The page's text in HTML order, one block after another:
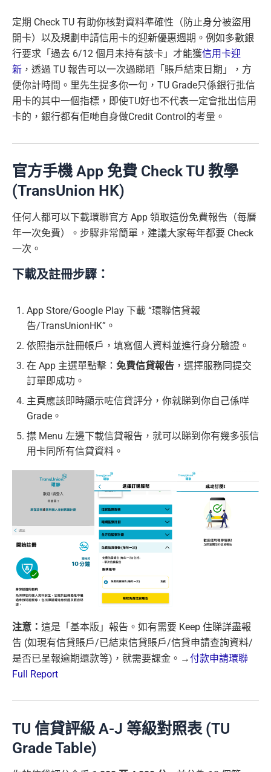
定期 Check TU 有助你核對資料準確性（防止身分被盜用
開卡）以及規劃申請信用卡的迎新優惠週期。例如多數銀
行要求「過去 6/12 個月未持有該卡」才能獲信用卡迎
新 ，透過 TU 報告可以一次過睇晒「賬戶結束日期」，方
便你計時間。里先生提多你一句，TU Grade只係銀行批信
用卡的其中一個指標，即使TU好也不代表一定會批出信用
卡的，銀行都有佢哋自身做Credit Control的考量。
官方手機 App 免費 Check TU 教學
(TransUnion HK)
任何人都可以下載環聯官方 App 領取這份免費報告（每曆
年一次免費）。步驟非常簡單，建議大家每年都要 Check
一次。
下載及註冊步驟：
App Store/Google Play 下載 “環聯信貸報
告/TransUnionHK”。
依照指示註冊帳戶，填寫個人資料並進行身分驗證。
在 App 主選單點擊： 免費信貸報告 ，選擇服務同提交
訂單即成功。
主頁應該即時顯示咗信貸評分，你就睇到你自己係咩
Grade。
㩒 Menu 左邊下載信貸報告，就可以睇到你有幾多張信
用卡同所有信貸資料。
注意： 這是「基本版」報告。如有需要 Keep 住睇詳盡報
告 (如現有信貸賬戶/已結束信貸賬戶/信貸申請查詢資料/
是否已呈報逾期還款等)，就需要課金。→付款申請環聯
Full Report
TU 信貸評級 A-J 等級對照表 (TU
Grade Table)